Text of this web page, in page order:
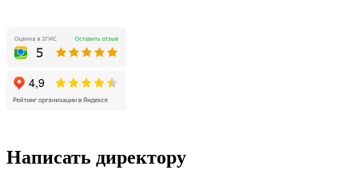
Написать директору